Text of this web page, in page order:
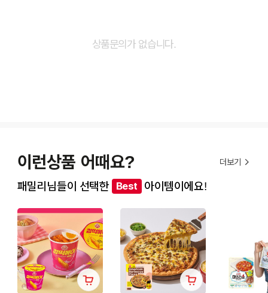
상품문의가 없습니다.
이런상품 어때요? 더보기
패밀리님들이 선택한 Best 아이템이에요!